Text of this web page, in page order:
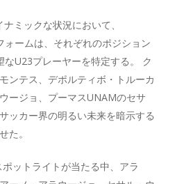
ミックな状況において、
ームは、それぞれのポジション
U23プレーヤーを特定する。 ク
ンテス、デポルティボ・トルーカ
ージョ、プーマスUNAMのセサ
ッカー界の明るい未来を暗示する
た。
ットライトが当たる中、アラ